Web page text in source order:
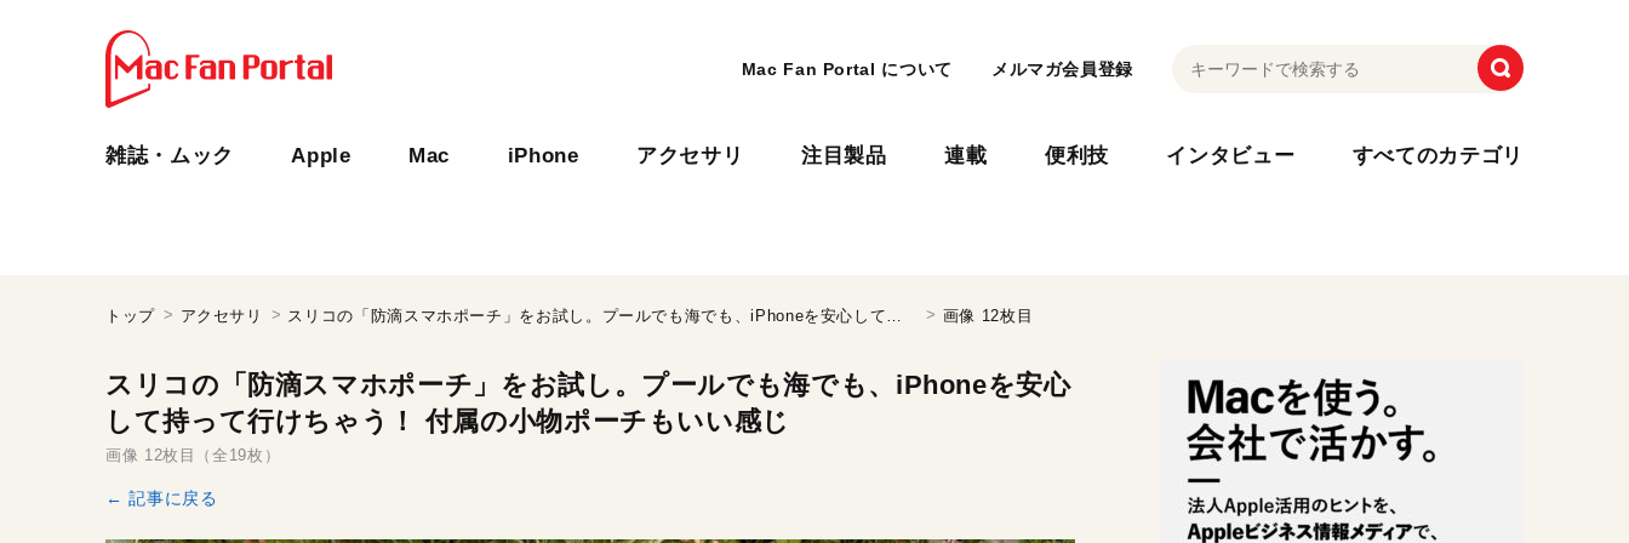
Mac Fan Portal について メルマガ会員登録
雑誌・ムック Apple Mac iPhone アクセサリ 注目製品 連載 便利技 インタビュー すべてのカテゴリ
トップ アクセサリ スリコの「防滴スマホポーチ」をお試し。プールでも海でも、iPhoneを安心して持って行けちゃう！ 付属の小物ポーチもいい感じ 画像 12枚目
スリコの「防滴スマホポーチ」をお試し。プールでも海でも、iPhoneを安心
して持って行けちゃう！ 付属の小物ポーチもいい感じ
画像 12枚目（全19枚）
← 記事に戻る